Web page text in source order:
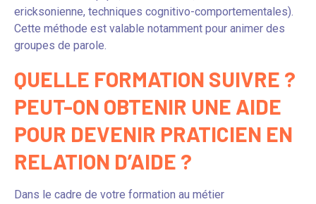
ericksonienne, techniques cognitivo-comportementales).
Cette méthode est valable notamment pour animer des
groupes de parole.
QUELLE FORMATION SUIVRE ?
PEUT-ON OBTENIR UNE AIDE
POUR DEVENIR PRATICIEN EN
RELATION D’AIDE ?
Dans le cadre de votre formation au métier